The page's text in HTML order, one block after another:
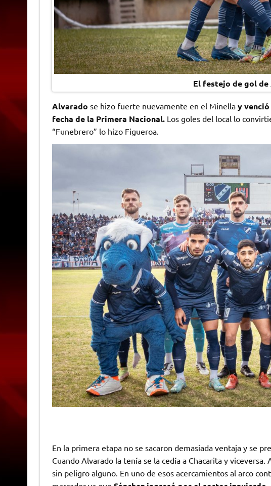
El festejo de gol
Alvarado se hizo fuerte nuevamente en el Minella y
fecha de la Primera Nacional. Los goles del local lo
“Funebrero” lo hizo Figueroa.
En la primera etapa no se sacaron demasiada ventaja y se
Cuando Alvarado la tenía se la cedía a Chacarita y
sin peligro alguno. En uno de esos acercamientos al arco